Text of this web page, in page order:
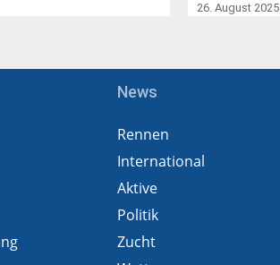
26. August 2025
News
Rennen
International
Aktive
Politik
Zucht